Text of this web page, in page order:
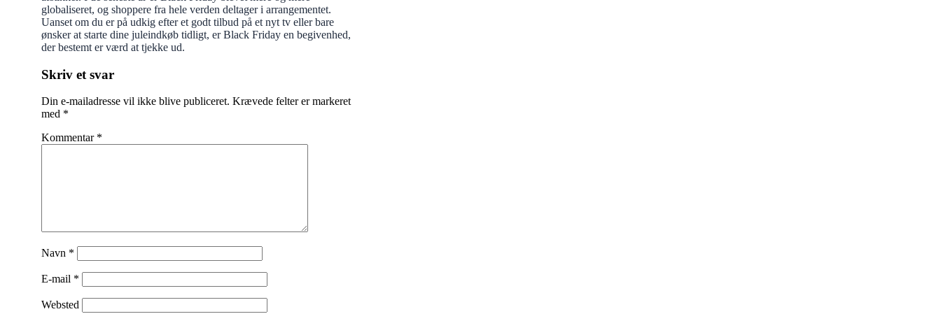
globaliseret, og shoppere fra hele verden deltager i arrangementet.
Uanset om du er på udkig efter et godt tilbud på et nyt tv eller bare
ønsker at starte dine juleindkøb tidligt, er Black Friday en begivenhed,
der bestemt er værd at tjekke ud.
Indlægsnavigation
Skriv et svar
Din e-mailadresse vil ikke blive publiceret. Krævede felter er markeret
med *
Kommentar *
Navn *
E-mail *
Websted